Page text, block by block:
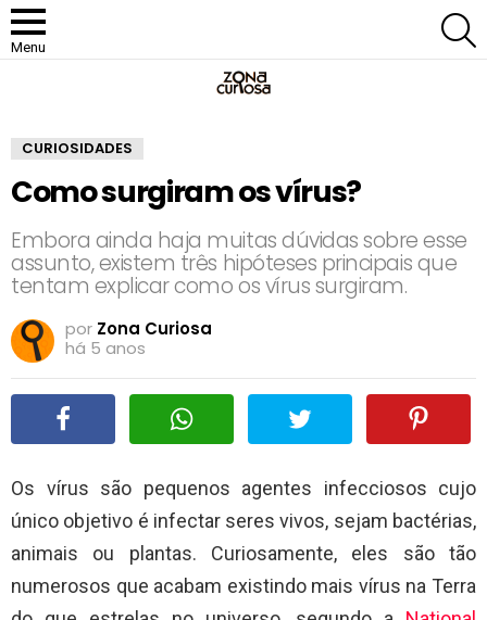
Menu
CURIOSIDADES
Como surgiram os vírus?
Embora ainda haja muitas dúvidas sobre esse
assunto, existem três hipóteses principais que
tentam explicar como os vírus surgiram.
por Zona Curiosa
há 5 anos
Os vírus são pequenos agentes infecciosos cujo
único objetivo é infectar seres vivos, sejam bactérias,
animais ou plantas. Curiosamente, eles são tão
numerosos que acabam existindo mais vírus na Terra